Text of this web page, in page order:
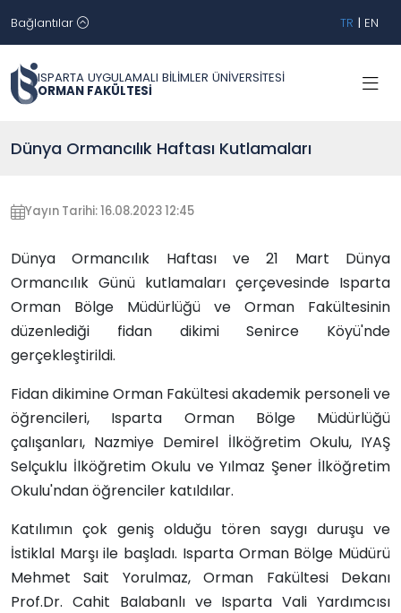
Bağlantılar TR | EN
ISPARTA UYGULAMALI BİLİMLER ÜNİVERSİTESİ
ORMAN FAKÜLTESİ
Dünya Ormancılık Haftası Kutlamaları
Yayın Tarihi: 16.08.2023 12:45
Dünya Ormancılık Haftası ve 21 Mart Dünya
Ormancılık Günü kutlamaları çerçevesinde Isparta
Orman Bölge Müdürlüğü ve Orman Fakültesinin
düzenlediği fidan dikimi Senirce Köyü'nde
gerçekleştirildi.
Fidan dikimine Orman Fakültesi akademik personeli ve
öğrencileri, Isparta Orman Bölge Müdürlüğü
çalışanları, Nazmiye Demirel İlköğretim Okulu, IYAŞ
Selçuklu İlköğretim Okulu ve Yılmaz Şener İlköğretim
Okulu'ndan öğrenciler katıldılar.
Katılımın çok geniş olduğu tören saygı duruşu ve
İstiklal Marşı ile başladı. Isparta Orman Bölge Müdürü
Mehmet Sait Yorulmaz, Orman Fakültesi Dekanı
Prof.Dr. Cahit Balabanlı ve Isparta Vali Yardımcısı